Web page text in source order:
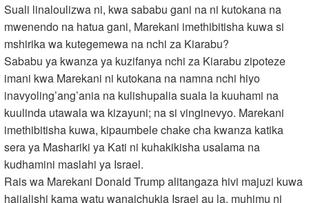
Suali linaloulizwa ni, kwa sababu gani na ni kutokana na
mwenendo na hatua gani, Marekani imethibitisha kuwa si
mshirika wa kutegemewa na nchi za Kiarabu?
Sababu ya kwanza ya kuzifanya nchi za Kiarabu zipoteze
imani kwa Marekani ni kutokana na namna nchi hiyo
inavyoling’ang’ania na kulishupalia suala la kuuhami na
kuulinda utawala wa kizayuni; na si vinginevyo. Marekani
imethibitisha kuwa, kipaumbele chake cha kwanza katika
sera ya Mashariki ya Kati ni kuhakikisha usalama na
kudhamini maslahi ya Israel.
Rais wa Marekani Donald Trump alitangaza hivi majuzi kuwa
haijalishi kama watu wanaichukia Israel au la, muhimu ni